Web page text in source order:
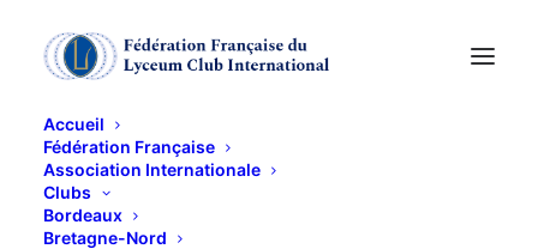
Accueil
Fédération Française
Association Internationale
Clubs
Bordeaux
Bretagne-Nord